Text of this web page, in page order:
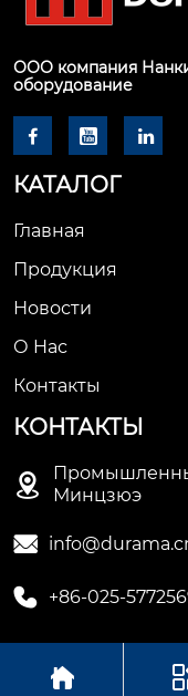
ООО компания
оборудование
  
КАТАЛОГ
Главная
Продукция
Новости
О Hас
Контакты
КОНТАКТЫ

Минцзюэ

 +86-025-
Авторское
